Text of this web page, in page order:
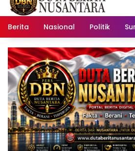
Berita Nasional Politik